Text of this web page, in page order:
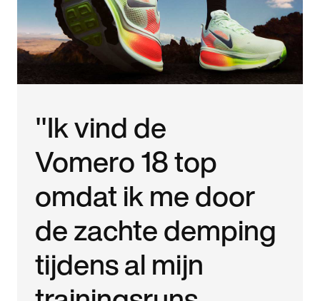
"Ik vind de
Vomero 18 top
omdat ik me door
de zachte demping
tijdens al mijn